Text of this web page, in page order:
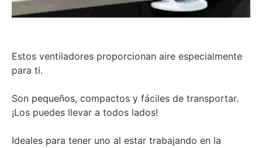
Estos ventiladores proporcionan aire especialmente
para ti.
Son pequeños, compactos y fáciles de transportar.
¡Los puedes llevar a todos lados!
Ideales para tener uno al estar trabajando en la